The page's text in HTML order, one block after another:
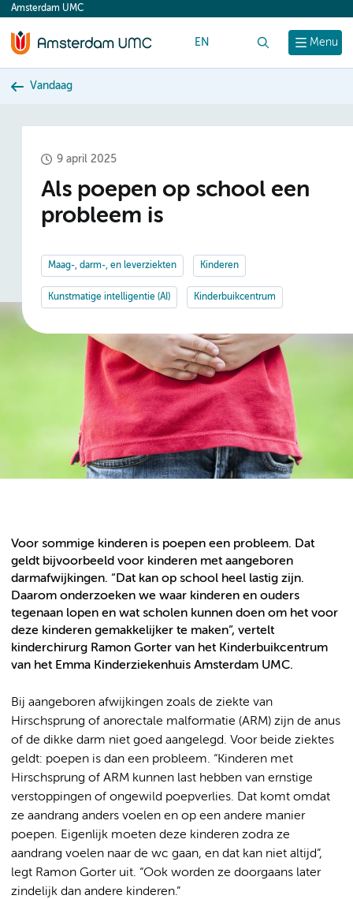
content
Menu
Amsterdam UMC
EN
Vandaag
9 april 2025
Als poepen op school een
probleem is
Maag-, darm-, en leverziekten Kinderen
Kunstmatige intelligentie (AI) Kinderbuikcentrum
Voor sommige kinderen is poepen een probleem. Dat
geldt bijvoorbeeld voor kinderen met aangeboren
darmafwijkingen. “Dat kan op school heel lastig zijn.
Daarom onderzoeken we waar kinderen en ouders
tegenaan lopen en wat scholen kunnen doen om het voor
deze kinderen gemakkelijker te maken”, vertelt
kinderchirurg Ramon Gorter van het Kinderbuikcentrum
van het Emma Kinderziekenhuis Amsterdam UMC.
Bij aangeboren afwijkingen zoals de ziekte van
Hirschsprung of anorectale malformatie (ARM) zijn de anus
of de dikke darm niet goed aangelegd. Voor beide ziektes
geldt: poepen is dan een probleem. “Kinderen met
Hirschsprung of ARM kunnen last hebben van ernstige
verstoppingen of ongewild poepverlies. Dat komt omdat
ze aandrang anders voelen en op een andere manier
poepen. Eigenlijk moeten deze kinderen zodra ze
aandrang voelen naar de wc gaan, en dat kan niet altijd”,
legt Ramon Gorter uit. “Ook worden ze doorgaans later
zindelijk dan andere kinderen.”